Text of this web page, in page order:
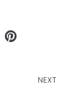
NEXT